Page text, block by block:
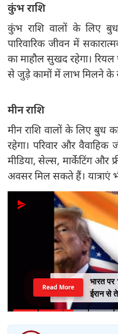
कुंभ राशि
कुंभ राशि वालों के लिए
पारिवारिक जीवन में
का माहौल सुखद रहेगा।
से जुड़े कामों में लाभ मिलने के
मीन राशि
मीन राशि वालों के लिए बुध
रहेगा। परिवार और
मीडिया, सेल्स, मार्केटिंग और
अवसर मिल सकते हैं। यात्राएं
भारत
ईरान से
सीनेट में
Read More